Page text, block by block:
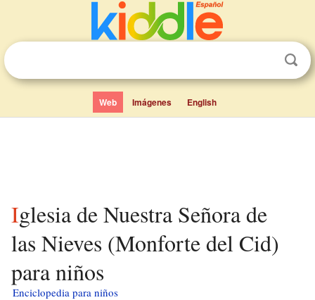
Web Imágenes English
Iglesia de Nuestra Señora de
las Nieves (Monforte del Cid)
para niños
Enciclopedia para niños